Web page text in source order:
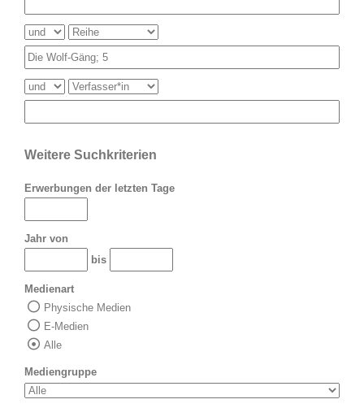
Weitere Suchkriterien
Erwerbungen der letzten Tage
Jahr von
bis
Medienart
Physische Medien
E-Medien
Alle
Mediengruppe